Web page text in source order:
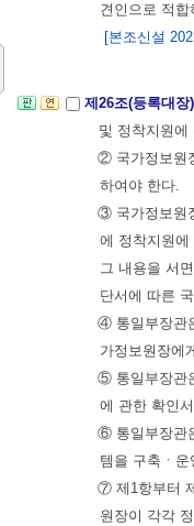
견인으로 적
[본조신설
제26조(등록대
및 정착지원
② 국가정보원
하여야 한다.
③ 국가정보원
에 정착지원
그 내용을 서
단서에 따른
④ 통일부장관
가정보원장에
⑤ 통일부장관
에 관한 확인
⑥ 통일부장관
템을 구축ㆍ
⑦ 제1항부터
원장이 각각